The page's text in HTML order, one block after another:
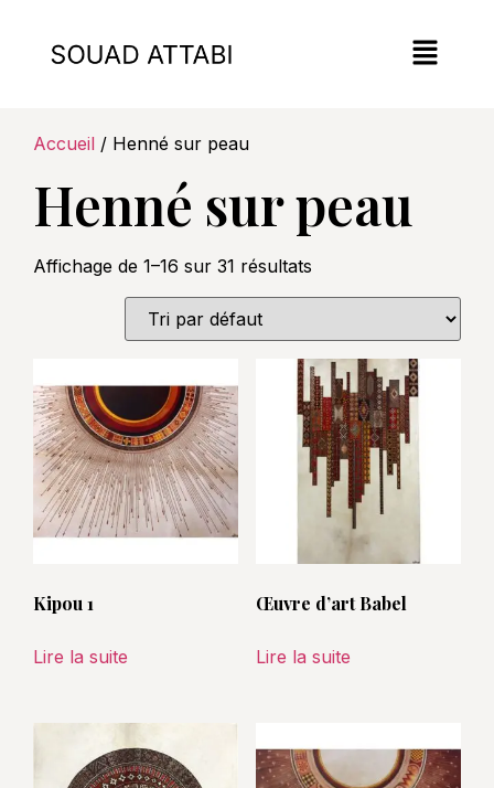
Accueil / Henné sur peau
Henné sur peau
Affichage de 1–16 sur 31 résultats
Kipou 1
Lire la suite
Œuvre d’art Babel
Lire la suite